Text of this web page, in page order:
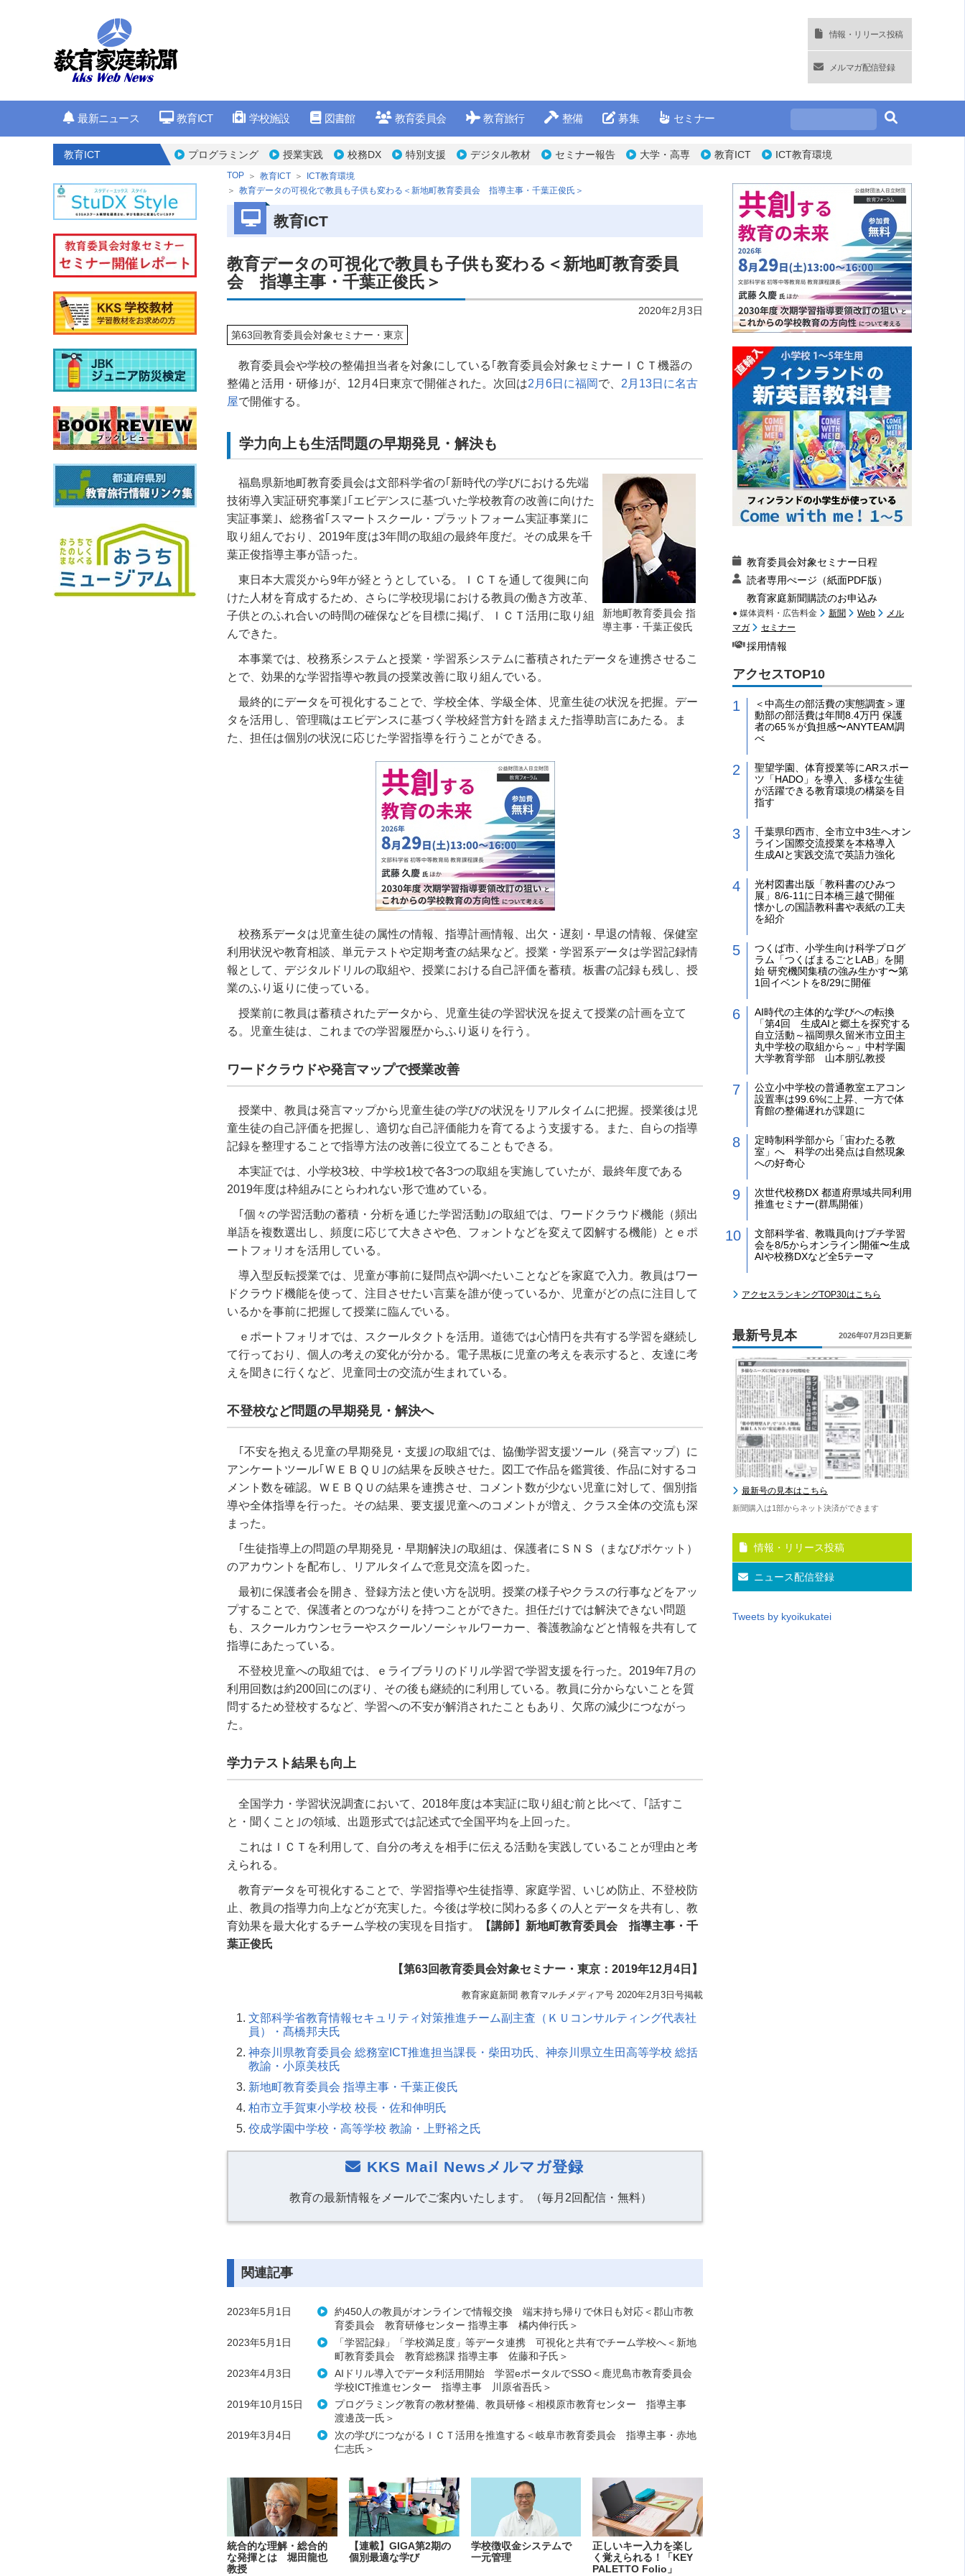
情報・リリース投稿
メルマガ配信登録
最新ニュース 教育ICT 学校施設 図書館 教育委員会 教育旅行 整備 募集 セミナー
教育ICT プログラミング 授業実践 校務DX 特別支援 デジタル教材 セミナー報告 大学・高専 教育ICT ICT教育環境
TOP 教育ICT
ICT教育環境
教育データの可視化で教員も子供も変わる＜新地町教育委員会 指導主事・千葉正俊氏＞
教育ICT
教育データの可視化で教員も子供も変わる＜新地町教育委員
会 指導主事・千葉正俊氏＞
2020年2月3日
第63回教育委員会対象セミナー・東京
教育委員会や学校の整備担当者を対象にしている｢教育委員会対象セミナーＩＣＴ機器の
整備と活用・研修｣が、12月4日東京で開催された。次回は2月6日に福岡で、 2月13日に名古
屋で開催する。
学力向上も生活問題の早期発見・解決も
新地町教育委員会 指
導主事・千葉正俊氏
福島県新地町教育委員会は文部科学省の｢新時代の学びにおける先端
技術導入実証研究事業｣｢エビデンスに基づいた学校教育の改善に向けた
実証事業｣、総務省｢スマートスクール・プラットフォーム実証事業｣に
取り組んでおり、2019年度は3年間の取組の最終年度だ。その成果を千
葉正俊指導主事が語った。
東日本大震災から9年が経とうとしている。ＩＣＴを通して復興に向
けた人材を育成するため、さらに学校現場における教員の働き方改革、
子供とのふれ合いの時間の確保などを目標に掲げ、ＩＣＴ活用に取り組
んできた。
本事業では、校務系システムと授業・学習系システムに蓄積されたデータを連携させるこ
とで、効果的な学習指導や教員の授業改善に取り組んでいる。
最終的にデータを可視化することで、学校全体、学級全体、児童生徒の状況を把握。デー
タを活用し、管理職はエビデンスに基づく学校経営方針を踏まえた指導助言にあたる。ま
た、担任は個別の状況に応じた学習指導を行うことができる。
校務系データは児童生徒の属性の情報、指導計画情報、出欠・遅刻・早退の情報、保健室
利用状況や教育相談、単元テストや定期考査の結果など。授業・学習系データは学習記録情
報として、デジタルドリルの取組や、授業における自己評価を蓄積。板書の記録も残し、授
業のふり返りに使っている。
授業前に教員は蓄積されたデータから、児童生徒の学習状況を捉えて授業の計画を立て
る。児童生徒は、これまでの学習履歴からふり返りを行う。
ワードクラウドや発言マップで授業改善
授業中、教員は発言マップから児童生徒の学びの状況をリアルタイムに把握。授業後は児
童生徒の自己評価を把握し、適切な自己評価能力を育てるよう支援する。また、自らの指導
記録を整理することで指導方法の改善に役立てることもできる。
本実証では、小学校3校、中学校1校で各3つの取組を実施していたが、最終年度である
2019年度は枠組みにとらわれない形で進めている。
｢個々の学習活動の蓄積・分析を通じた学習活動｣の取組では、ワードクラウド機能（頻出
単語を複数選出し、頻度に応じて大きさや色、フォントなどを変えて図解する機能）とｅポ
ートフォリオを活用している。
導入型反転授業では、児童が事前に疑問点や調べたいことなどを家庭で入力。教員はワー
ドクラウド機能を使って、注目させたい言葉を誰が使っているか、児童がどの点に注目して
いるかを事前に把握して授業に臨んでいる。
ｅポートフォリオでは、スクールタクトを活用。道徳では心情円を共有する学習を継続し
て行っており、個人の考えの変化が分かる。電子黒板に児童の考えを表示すると、友達に考
えを聞きに行くなど、児童同士の交流が生まれている。
不登校など問題の早期発見・解決へ
｢不安を抱える児童の早期発見・支援｣の取組では、協働学習支援ツール（発言マップ）に
アンケートツール｢ＷＥＢＱＵ｣の結果を反映させた。図工で作品を鑑賞後、作品に対するコ
メント数を確認。ＷＥＢＱＵの結果を連携させ、コメント数が少ない児童に対して、個別指
導や全体指導を行った。その結果、要支援児童へのコメントが増え、クラス全体の交流も深
まった。
｢生徒指導上の問題の早期発見・早期解決｣の取組は、保護者にＳＮＳ（まなびポケット）
のアカウントを配布し、リアルタイムで意見交流を図った。
最初に保護者会を開き、登録方法と使い方を説明。授業の様子やクラスの行事などをアッ
プすることで、保護者とのつながりを持つことができた。担任だけでは解決できない問題
も、スクールカウンセラーやスクールソーシャルワーカー、養護教諭などと情報を共有して
指導にあたっている。
不登校児童への取組では、ｅライブラリのドリル学習で学習支援を行った。2019年7月の
利用回数は約200回にのぼり、その後も継続的に利用している。教員に分からないことを質
問するため登校するなど、学習への不安が解消されたこともあり、欠席の減少につながっ
た。
学力テスト結果も向上
全国学力・学習状況調査において、2018年度は本実証に取り組む前と比べて、｢話すこ
と・聞くこと｣の領域、出題形式では記述式で全国平均を上回った。
これはＩＣＴを利用して、自分の考えを相手に伝える活動を実践していることが理由と考
えられる。
教育データを可視化することで、学習指導や生徒指導、家庭学習、いじめ防止、不登校防
止、教員の指導力向上などが充実した。今後は学校に関わる多くの人とデータを共有し、教
育効果を最大化するチーム学校の実現を目指す。
【講師】新地町教育委員会 指導主事・千
葉正俊氏
【第63回教育委員会対象セミナー・東京：2019年12月4日】
教育家庭新聞 教育マルチメディア号 2020年2月3日号掲載
文部科学省教育情報セキュリティ対策推進チーム副主査（ＫＵコンサルティング代表社
員）・髙橋邦夫氏
神奈川県教育委員会 総務室ICT推進担当課長・柴田功氏、神奈川県立生田高等学校 総括
教諭・小原美枝氏
新地町教育委員会 指導主事・千葉正俊氏
柏市立手賀東小学校 校長・佐和伸明氏
佼成学園中学校・高等学校 教諭・上野裕之氏
KKS Mail Newsメルマガ登録
教育の最新情報をメールでご案内いたします。（毎月2回配信・無料）
関連記事
2023年5月1日
約450人の教員がオンラインで情報交換 端末持ち帰りで休日も対応＜郡山市教
育委員会 教育研修センター 指導主事 橘内伸行氏＞
2023年5月1日
「学習記録」「学校満足度」等データ連携 可視化と共有でチーム学校へ＜新地
町教育委員会 教育総務課 指導主事 佐藤和子氏＞
2023年4月3日
AIドリル導入でデータ利活用開始 学習eポータルでSSO＜鹿児島市教育委員会
学校ICT推進センター 指導主事 川原省吾氏＞
2019年10月15日
プログラミング教育の教材整備、教員研修＜相模原市教育センター 指導主事
渡邊茂一氏＞
2019年3月4日
次の学びにつながるＩＣＴ活用を推進する＜岐阜市教育委員会 指導主事・赤地
仁志氏＞
統合的な理解・総合的
な発揮とは 堀田龍也
教授
【連載】GIGA第2期の
個別最適な学び
学校徴収金システムで
一元管理
正しいキー入力を楽し
く覚えられる！「KEY
PALETTO Folio」
教育委員会対象セミナー日程
読者専用ぺージ（紙面PDF版）
教育家庭新聞購読のお申込み
● 媒体資料・広告料金 新聞 Web
メル
マガ
セミナー
採用情報
アクセスTOP10
＜中高生の部活費の実態調査＞運
動部の部活費は年間8.4万円 保護
者の65％が負担感〜ANYTEAM調
べ
聖望学園、体育授業等にARスポー
ツ「HADO」を導入、多様な生徒
が活躍できる教育環境の構築を目
指す
千葉県印西市、全市立中3生へオン
ライン国際交流授業を本格導入
生成AIと実践交流で英語力強化
光村図書出版「教科書のひみつ
展」8/6-11に日本橋三越で開催
懐かしの国語教科書や表紙の工夫
を紹介
つくば市、小学生向け科学プログ
ラム「つくばまるごとLAB」を開
始 研究機関集積の強み生かす〜第
1回イベントを8/29に開催
AI時代の主体的な学びへの転換
「第4回 生成AIと郷土を探究する
自立活動～福岡県久留米市立田主
丸中学校の取組から～」中村学園
大学教育学部 山本朋弘教授
公立小中学校の普通教室エアコン
設置率は99.6%に上昇、一方で体
育館の整備遅れが課題に
定時制科学部から「宙わたる教
室」へ 科学の出発点は自然現象
への好奇心
次世代校務DX 都道府県域共同利用
推進セミナー(群馬開催）
文部科学省、教職員向けプチ学習
会を8/5からオンライン開催〜生成
AIや校務DXなど全5テーマ
アクセスランキングTOP30はこちら
最新号見本 2026年07月23日更新
最新号の見本はこちら
新聞購入は1部からネット決済ができます
情報・リリース投稿
ニュース配信登録
Tweets by kyoikukatei